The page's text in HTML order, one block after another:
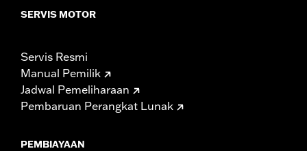
SERVIS MOTOR
Servis Resmi
Manual Pemilik
Jadwal Pemeliharaan
Pembaruan Perangkat Lunak
PEMBIAYAAN